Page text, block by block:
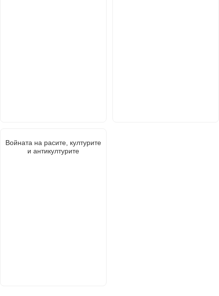
Войната на расите, културите
и антикултурите